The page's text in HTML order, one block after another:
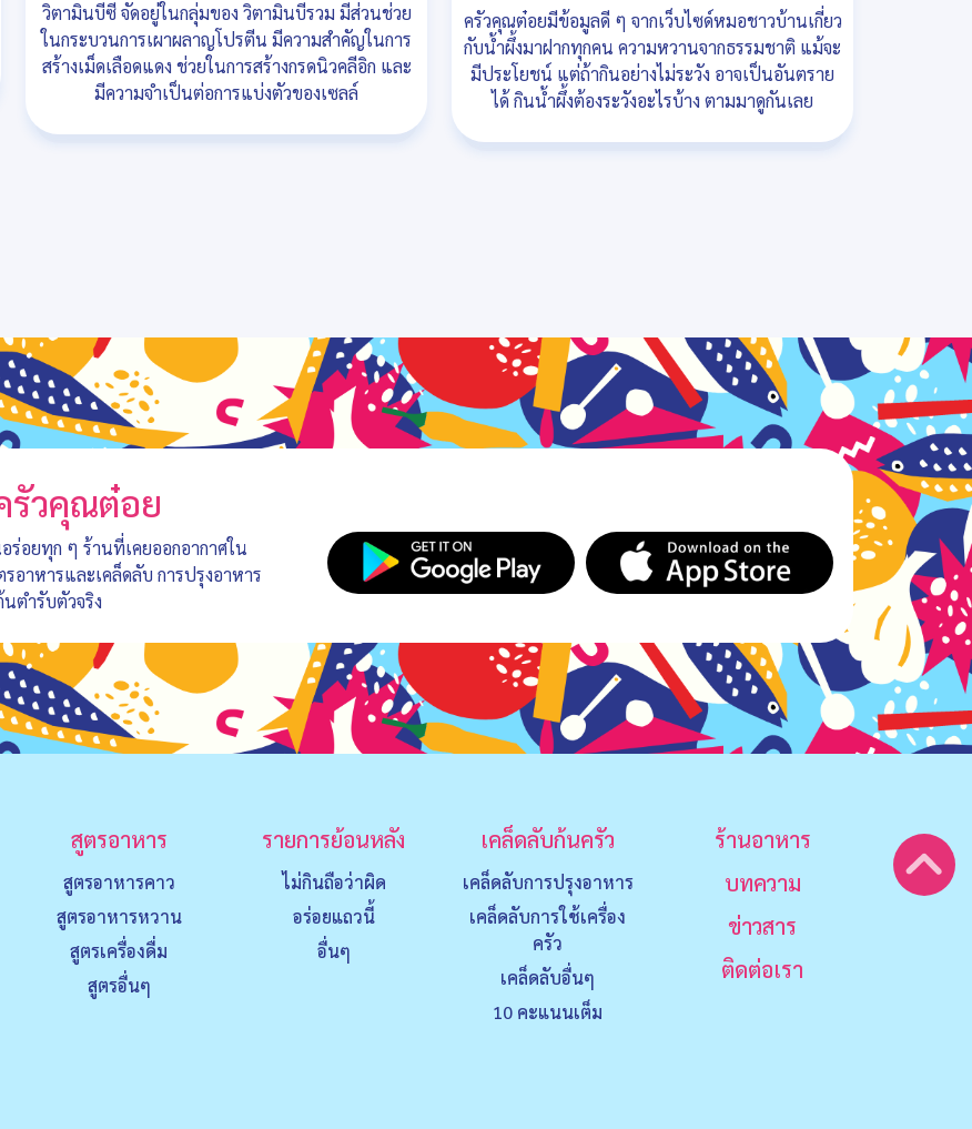
วิตามินบีซี จัดอยู่ในกลุ่มของ วิตามินบีรวม มีส่วนช่วย
ในกระบวนการเผาผลาญโปรตีน มีความสำคัญในการ
สร้างเม็ดเลือดแดง ช่วยในการสร้างกรดนิวคลีอิก และ
มีความจำเป็นต่อการแบ่งตัวของเซลล์
ครัวคุณต๋อยมีข้อมูลดี ๆ จากเว็บไซด์หมอชาวบ้านเกี่ยว
กับน้ำผึ้งมาฝากทุกคน ความหวานจากธรรมชาติ แม้จะ
มีประโยชน์ แต่ถ้ากินอย่างไม่ระวัง อาจเป็นอันตราย
ได้ กินน้ำผึ้งต้องระวังอะไรบ้าง ตามมาดูกันเลย
รัวคุณต๋อย
ร่อยทุก ๆ ร้านที่เคยออกอากาศใน
อาหารและเคล็ดลับ การปรุงอาหาร
ตำรับตัวจริง
สูตรอาหาร
สูตรอาหารคาว
สูตรอาหารหวาน
สูตรเครื่องดื่ม
สูตรอื่นๆ
รายการย้อนหลัง
ไม่กินถือว่าผิด
อร่อยแถวนี้
อื่นๆ
เคล็ดลับก้นครัว
เคล็ดลับการปรุงอาหาร
เคล็ดลับการใช้เครื่อง
ครัว
เคล็ดลับอื่นๆ
10 คะแนนเต็ม
ร้านอาหาร
บทความ
ข่าวสาร
ติดต่อเรา